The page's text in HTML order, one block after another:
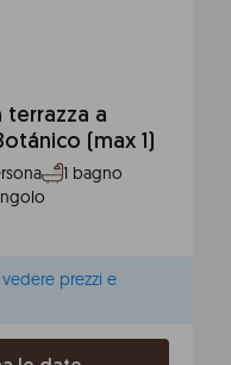
terrazza a
(max 1)
1 bagno
prezzi e